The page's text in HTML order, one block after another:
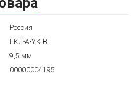
Россия
ГКЛ-А-УК В
9,5 мм
00000004195